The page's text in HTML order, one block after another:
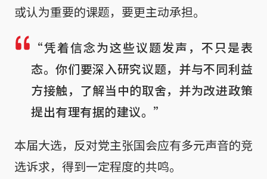
或认为重要的课题，要更主动承担。
“凭着信念为这些议题发声，不只是表
态。你们要深入研究议题，并与不同利益
方接触，了解当中的取舍，并为改进政策
提出有理有据的建议。”
本届大选，反对党主张国会应有多元声音的竞
选诉求，得到一定程度的共鸣。